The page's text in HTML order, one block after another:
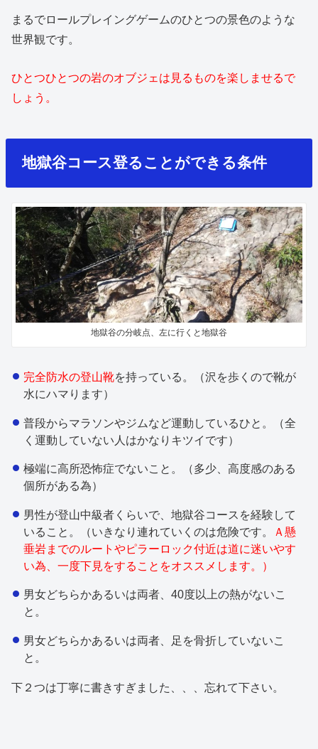
まるでロールプレイングゲームのひとつの景色のような
世界観です。
ひとつひとつの岩のオブジェは見るものを楽しませるで
しょう。
地獄谷コース登ることができる条件
地獄谷の分岐点、左に行くと地獄谷
完全防水の登山靴を持っている。（沢を歩くので靴が
水にハマります）
普段からマラソンやジムなど運動しているひと。（全
く運動していない人はかなりキツイです）
極端に高所恐怖症でないこと。（多少、高度感のある
個所がある為）
男性が登山中級者くらいで、地獄谷コースを経験して
いること。（いきなり連れていくのは危険です。
Ａ懸
垂岩までのルートやピラーロック付近は道に迷いやす
い為、一度下見をすることをオススメします。）
男女どちらかあるいは両者、40度以上の熱がないこ
と。
男女どちらかあるいは両者、足を骨折していないこ
と。
下２つは丁寧に書きすぎました、、、忘れて下さい。